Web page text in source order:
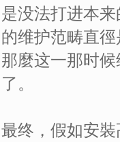
是没法打进本
的维护范畴直
那麼这一那时
了。
最终，假如安